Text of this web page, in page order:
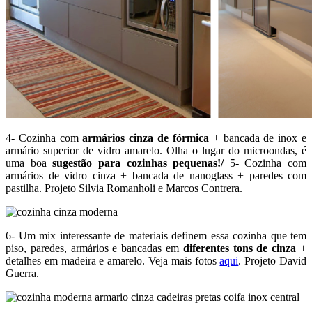
4- Cozinha comarmários cinza de fórmica+ bancada de inox e
armário superior de vidro amarelo. Olha o lugar do microondas, é
uma boasugestão para cozinhas pequenas!/5- Cozinha com
armários de vidro cinza + bancada de nanoglass + paredes com
pastilha. Projeto Silvia Romanholi e Marcos Contrera.
6- Um mix interessante de materiais definem essa cozinha que tem
piso, paredes, armários e bancadas em diferentes tons de cinza +
detalhes em madeira e amarelo. Veja mais fotosaqui. Projeto David
Guerra.